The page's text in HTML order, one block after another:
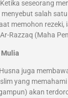
seseorang
salah
memohon rezeki,
Razzaq (Maha
juga
yang
akan